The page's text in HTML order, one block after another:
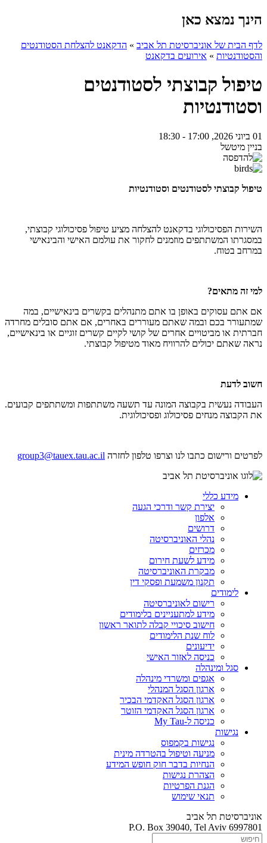
הינך נמצא כאן
לדף הבית של אוניברסיטת תל אביב » הדקאנט להצלחת הסטודנטים
והסטודנטיות » אירועים בדקאנט
טיפול קבוצתי לסטודנטים
וסטודנטיות
01 ביוני 2026, 17:00 - 18:30
בניין מיטשל
טיפול קבוצתי לסטודנטים וסטודנטיות
השירות הפסיכולוגי בדקאנט להצלחה מציע טיפול פסיכולוגי קבוצתי,
במסגרתו המשתתפים מוזמנים לחקור את עולמם האישי והבינאישי
במרחב בטוח.
למי זה מתאים?
אם אתם עסוקים באופן בו אתם מתנהלים בקשרים בינאישיים, במה
שמתעורר בכם ובמה שאתם מעוררים באחרים, אם אתם סובלים מחרדה
חברתית או מביטויים אחרים של קושי לקיים קשרים זוגיים או בינאישיים,
נראה שאתם יכולים להרוויח מאוד מטיפול קבוצתי.
חשוב לדעת
העבודה נעשית בקבוצה המונה עד תשעה משתתפות ומשתתפים קבועים.
את הקבוצה מנחים פסיכולוג ופסיכולוגית.
לפרטים ורישום כתבו לנו וצרפו טלפון לחזרה group3@tauex.tau.ac.il
מידע כללי
יצירת קשר ודרכי הגעה
אלפון
דרושים
נהלי האוניברסיטה
מכרזים
מידע לשעת חירום
מבקרת האוניברסיטה
תקנון משמעת ופסקי דין
לימודים
רישום לאוניברסיטה
מידע למתעניינים בלימודים
חישוב סיכויי קבלה לתואר ראשון
לוח שנת הלימודים
ידיעונים
כניסה לאזור האישי
סגל ומינהלה
אגפים ומשרדי מינהלה
ארגון הסגל המנהלי
ארגון הסגל האקדמי הבכיר
ארגון הסגל האקדמי הזוטר
כניסה ל-My Tau
נגישות
נגישות בקמפוס
מניעה וטיפול בהטרדה מינית
הנחיות בדבר חוק חופש המידע
הצהרת נגישות
הגנת הפרטיות
תנאי שימוש
אוניברסיטת תל אביב
P.O. Box 39040, Tel Aviv 6997801